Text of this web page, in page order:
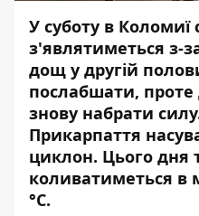
У суботу в Коломиї
з'являтиметься з-
дощ у другій
послабшати,
знову набрати
Прикарпаття
циклон. Цього дня
коливатиметься в
°С.